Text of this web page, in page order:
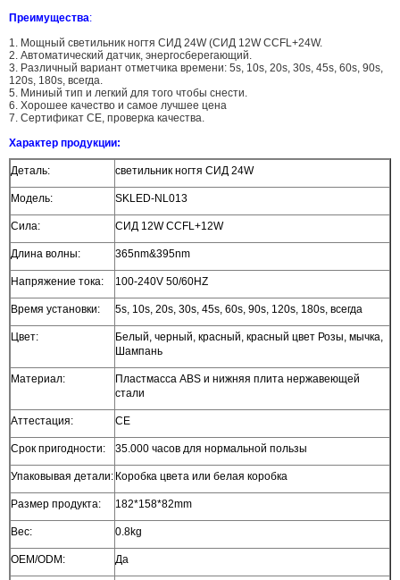
Преимущества:
1. Мощный светильник ногтя СИД 24W (СИД 12W CCFL+24W.
2. Автоматический датчик, энергосберегающий.
3. Различный вариант отметчика времени: 5s, 10s, 20s, 30s, 45s, 60s, 90s,
120s, 180s, всегда.
5. Миниый тип и легкий для того чтобы снести.
6. Хорошее качество и самое лучшее цена
7. Сертификат CE, проверка качества.
Характер продукции:
Деталь: светильник ногтя СИД 24W
Модель: SKLED-NL013
Сила: СИД 12W CCFL+12W
Длина волны: 365nm&395nm
Напряжение тока: 100-240V 50/60HZ
Время установки: 5s, 10s, 20s, 30s, 45s, 60s, 90s, 120s, 180s, всегда
Цвет:
Белый, черный, красный, красный цвет Розы, мычка,
Шампань
Материал:
Пластмасса ABS и нижняя плита нержавеющей
стали
Аттестация: CE
Срок пригодности: 35.000 часов для нормальной пользы
Упаковывая детали: Коробка цвета или белая коробка
Размер продукта: 182*158*82mm
Вес: 0.8kg
OEM/ODM: Да